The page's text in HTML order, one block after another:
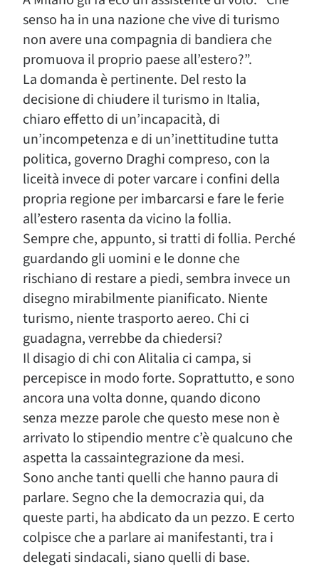
senso ha in una nazione che vive di turismo
non avere una compagnia di bandiera che
promuova il proprio paese all’estero?”.
La domanda è pertinente. Del resto la
decisione di chiudere il turismo in Italia,
chiaro effetto di un’incapacità, di
un’incompetenza e di un’inettitudine tutta
politica, governo Draghi compreso, con la
liceità invece di poter varcare i confini della
propria regione per imbarcarsi e fare le ferie
all’estero rasenta da vicino la follia.
Sempre che, appunto, si tratti di follia. Perché
guardando gli uomini e le donne che
rischiano di restare a piedi, sembra invece un
disegno mirabilmente pianificato. Niente
turismo, niente trasporto aereo. Chi ci
guadagna, verrebbe da chiedersi?
Il disagio di chi con Alitalia ci campa, si
percepisce in modo forte. Soprattutto, e sono
ancora una volta donne, quando dicono
senza mezze parole che questo mese non è
arrivato lo stipendio mentre c’è qualcuno che
aspetta la cassaintegrazione da mesi.
Sono anche tanti quelli che hanno paura di
parlare. Segno che la democrazia qui, da
queste parti, ha abdicato da un pezzo. E certo
colpisce che a parlare ai manifestanti, tra i
delegati sindacali, siano quelli di base.